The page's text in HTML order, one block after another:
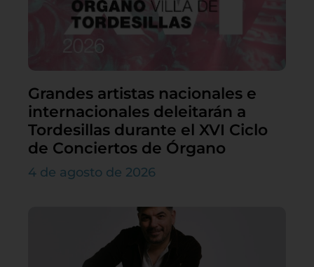
Grandes artistas nacionales e
internacionales deleitarán a
Tordesillas durante el XVI Ciclo
de Conciertos de Órgano
4 de agosto de 2026